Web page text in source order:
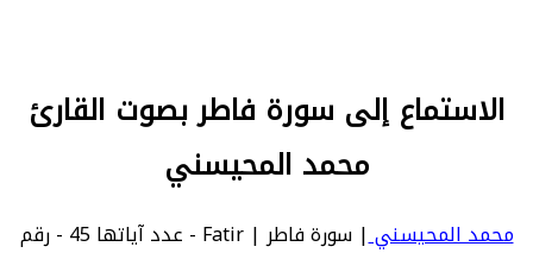
الاستماع إلى سورة فاطر بصوت القارئ
محمد المحيسني
محمد المحيسني
| سورة فاطر | Fatir - عدد آياتها 45 - رقم